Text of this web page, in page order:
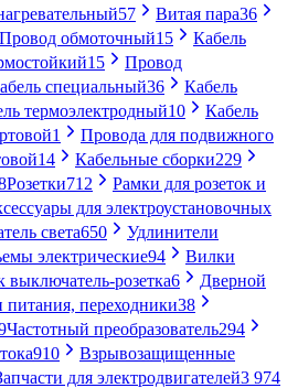
57 Витая пара36
Провод обмоточный15
Кабель
15
Провод
специальный36
Кабель
термоэлектродный10
Кабель
1
Провода для подвижного
14 Кабельные сборки229
Розетки712
Рамки для розеток и
для электроустановочных
света650
Удлинители
электрические94
Вилки
выключатель-розетка6
Дверной
питания, переходники38
Частотный преобразователь294
910
Взрывозащищенные
для электродвигателей3 974